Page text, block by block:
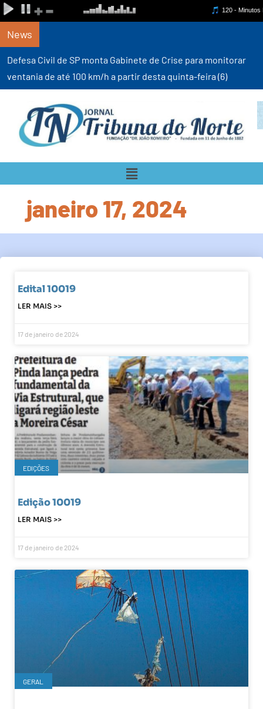
News
Defesa Civil de SP monta Gabinete de Crise para monitorar
ventania de até 100 km/h a partir desta quinta-feira (6)
janeiro 17, 2024
Edital 10019
LER MAIS >>
17 de janeiro de 2024
EDIÇÕES
Edição 10019
LER MAIS >>
17 de janeiro de 2024
GERAL